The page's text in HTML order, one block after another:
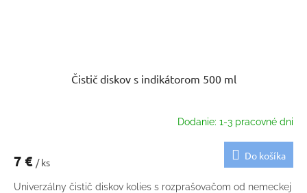
Čistič diskov s indikátorom 500 ml
Dodanie: 1-3 pracovné dni
7 € / ks
Do košíka
Univerzálny čistič diskov kolies s rozprašovačom od nemeckej